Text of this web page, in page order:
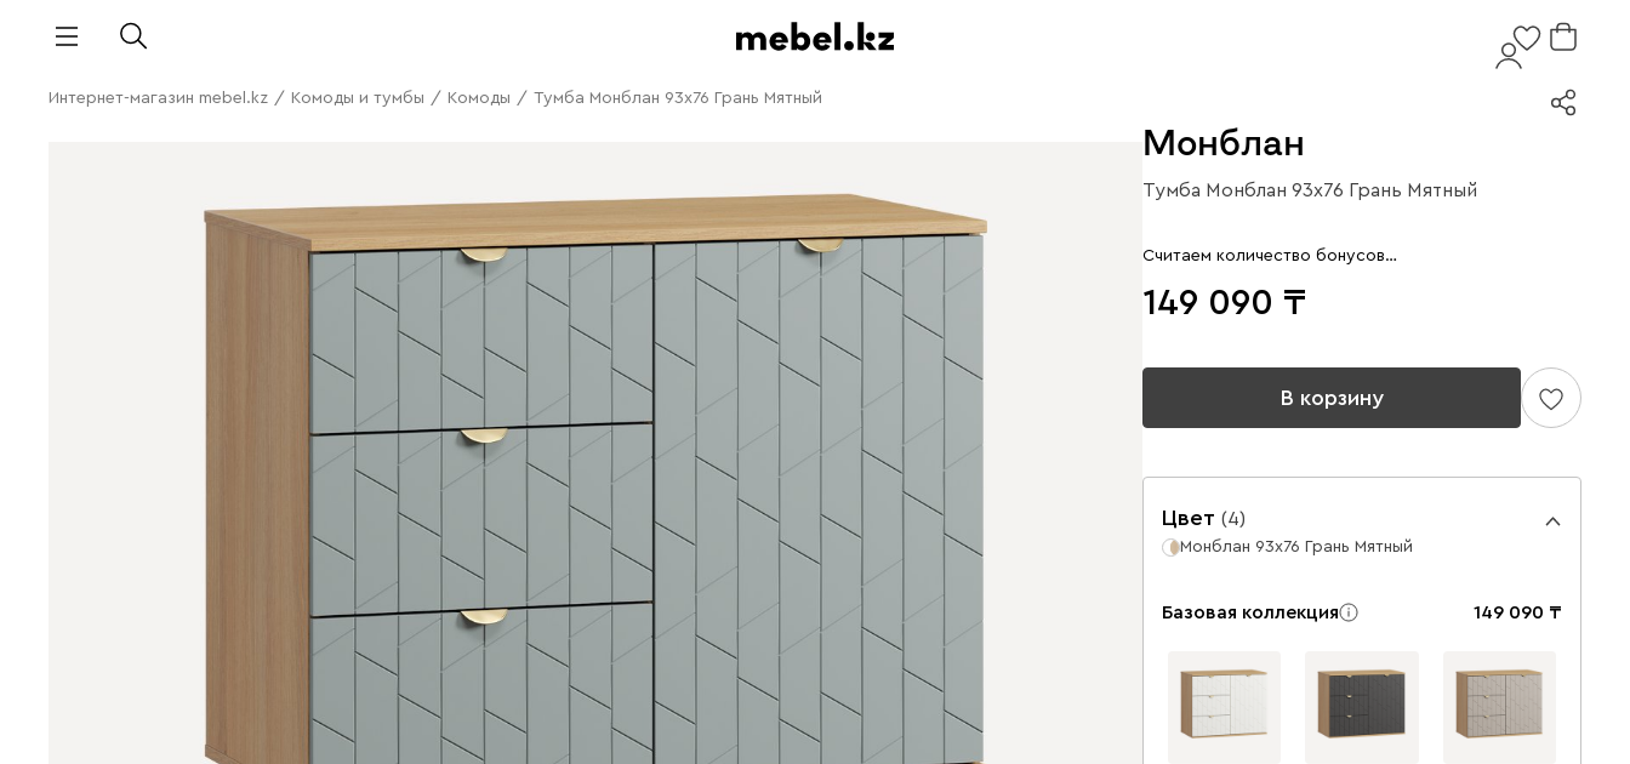
Интернет-магазин mebel.kz / Комоды и тумбы / Комоды / Тумба Монблан 93x76 Грань Мятный
Монблан
Тумба Монблан 93x76 Грань Мятный
Считаем количество бонусов…
149 090
В корзину
Цвет (4)
Монблан 93x76 Грань Мятный
Базовая коллекция 149 090